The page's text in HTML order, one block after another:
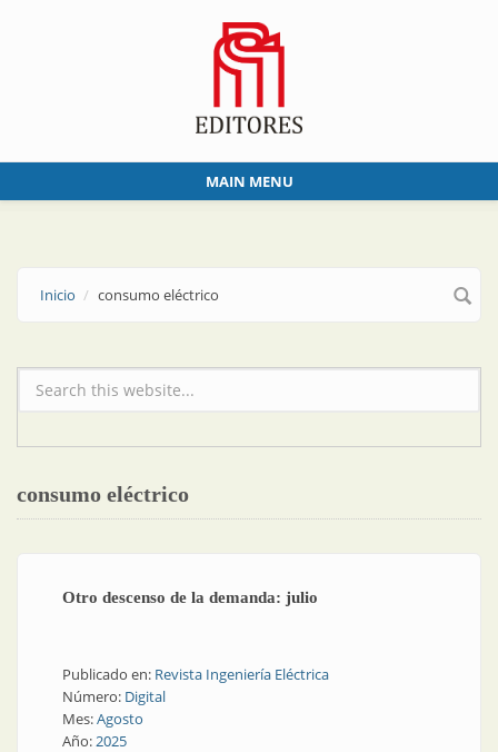
MAIN MENU
Inicio consumo eléctrico
Formulario de búsqueda
consumo eléctrico
Otro descenso de la demanda: julio
Publicado en: Revista Ingeniería Eléctrica
Número: Digital
Mes:Agosto
Año:2025